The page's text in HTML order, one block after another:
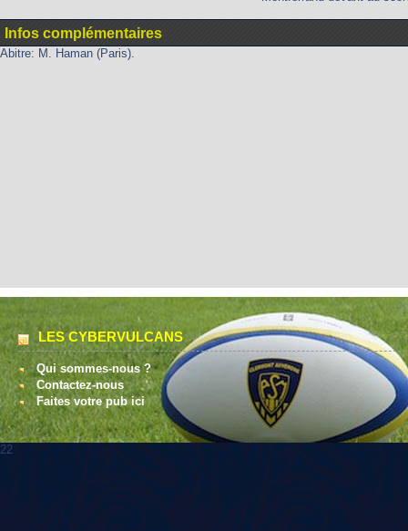
Infos complémentaires
Abitre: M. Haman (Paris).
LES CYBERVULCANS
Qui sommes-nous ?
Contactez-nous
Faites votre pub ici
22